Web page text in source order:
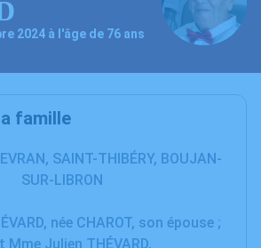
2024 à l'âge de 76 ans
famille
SAINT-THIBÉRY, BOUJAN-
SUR-LIBRON
née CHAROT, son épouse ;
Mme Julien THÉVARD,